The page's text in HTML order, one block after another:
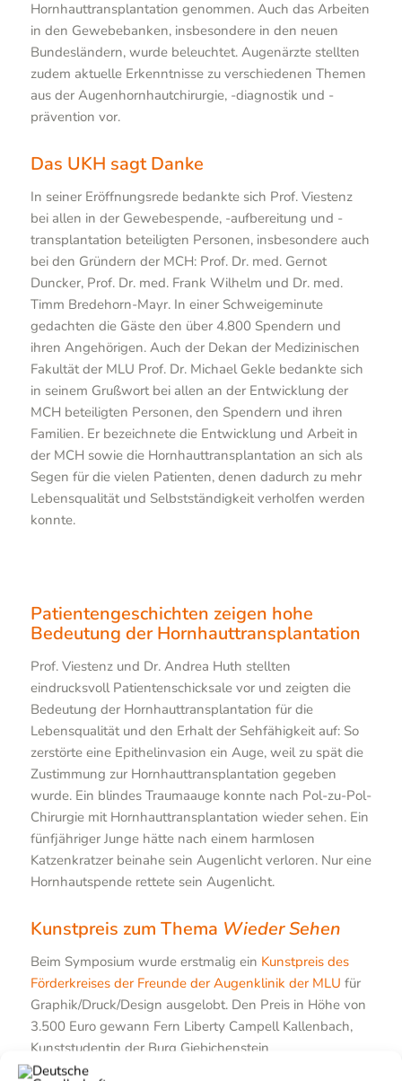
Hornhauttransplantation genommen. Auch das Arbeiten
in den Gewebebanken, insbesondere in den neuen
Bundesländern, wurde beleuchtet. Augenärzte stellten
zudem aktuelle Erkenntnisse zu verschiedenen Themen
aus der Augenhornhautchirurgie, -diagnostik und -
prävention vor.
Das UKH sagt Danke
In seiner Eröffnungsrede bedankte sich Prof. Viestenz
bei allen in der Gewebespende, -aufbereitung und -
transplantation beteiligten Personen, insbesondere auch
bei den Gründern der MCH: Prof. Dr. med. Gernot
Duncker, Prof. Dr. med. Frank Wilhelm und Dr. med.
Timm Bredehorn-Mayr. In einer Schweigeminute
gedachten die Gäste den über 4.800 Spendern und
ihren Angehörigen. Auch der Dekan der Medizinischen
Fakultät der MLU Prof. Dr. Michael Gekle bedankte sich
in seinem Grußwort bei allen an der Entwicklung der
MCH beteiligten Personen, den Spendern und ihren
Familien. Er bezeichnete die Entwicklung und Arbeit in
der MCH sowie die Hornhauttransplantation an sich als
Segen für die vielen Patienten, denen dadurch zu mehr
Lebensqualität und Selbstständigkeit verholfen werden
konnte.
Patientengeschichten zeigen hohe
Bedeutung der Hornhauttransplantation
Prof. Viestenz und Dr. Andrea Huth stellten
eindrucksvoll Patientenschicksale vor und zeigten die
Bedeutung der Hornhauttransplantation für die
Lebensqualität und den Erhalt der Sehfähigkeit auf: So
zerstörte eine Epithelinvasion ein Auge, weil zu spät die
Zustimmung zur Hornhauttransplantation gegeben
wurde. Ein blindes Traumaauge konnte nach Pol-zu-Pol-
Chirurgie mit Hornhauttransplantation wieder sehen. Ein
fünfjähriger Junge hätte nach einem harmlosen
Katzenkratzer beinahe sein Augenlicht verloren. Nur eine
Hornhautspende rettete sein Augenlicht.
Kunstpreis zum Thema Wieder Sehen
Beim Symposium wurde erstmalig ein Kunstpreis des
Förderkreises der Freunde der Augenklinik der MLU für
Graphik/Druck/Design ausgelobt. Den Preis in Höhe von
3.500 Euro gewann Fern Liberty Campell Kallenbach,
Kunststudentin der Burg Giebichenstein
Kunsthochschule Halle, die auf einem Kilt über